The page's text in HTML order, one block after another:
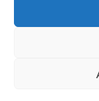
2026 CIS